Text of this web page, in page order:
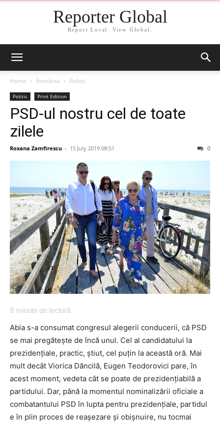
Reporter Global
Report Local. View Global.
Home România Politic
Politic Print Edition
PSD-ul nostru cel de toate
zilele
Roxana Zamfirescu - 15 July 2019 08:51 0
8 minute de lectură
Abia s-a consumat congresul alegerii conducerii, că PSD
se mai pregătește de încă unul. Cel al candidatului la
prezidențiale, practic, știut, cel puțin la această oră. Mai
mult decât Viorica Dăncilă, Eugen Teodorovici pare, în
acest moment, vedeta cât se poate de prezidențiabilă a
partidului. Dar, până la momentul nominalizării oficiale a
combatantului PSD în lupta pentru prezidențiale, partidul
e în plin proces de reașezare și obișnuire, nu tocmai